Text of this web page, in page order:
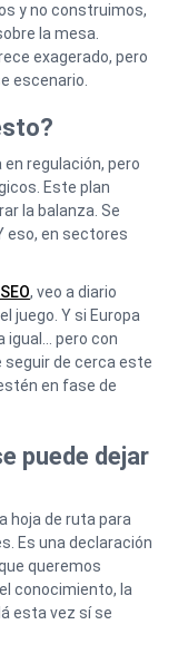
y no construimos,
la mesa.
exagerado, pero
escenario.
regulación, pero
Este plan
la balanza. Se
eso, en sectores
, veo a diario
juego. Y si Europa
igual… pero con
de cerca este
en fase de
puede dejar
hoja de ruta para
Es una declaración
queremos
conocimiento, la
esta vez sí se